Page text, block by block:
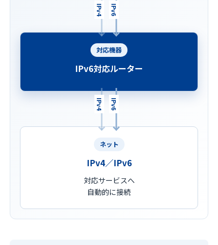
IPv6
IPv4
対応機器
IPv6対応ルーター
IPv6
IPv4
ネット
IPv4／IPv6
対応サービスへ
自動的に接続